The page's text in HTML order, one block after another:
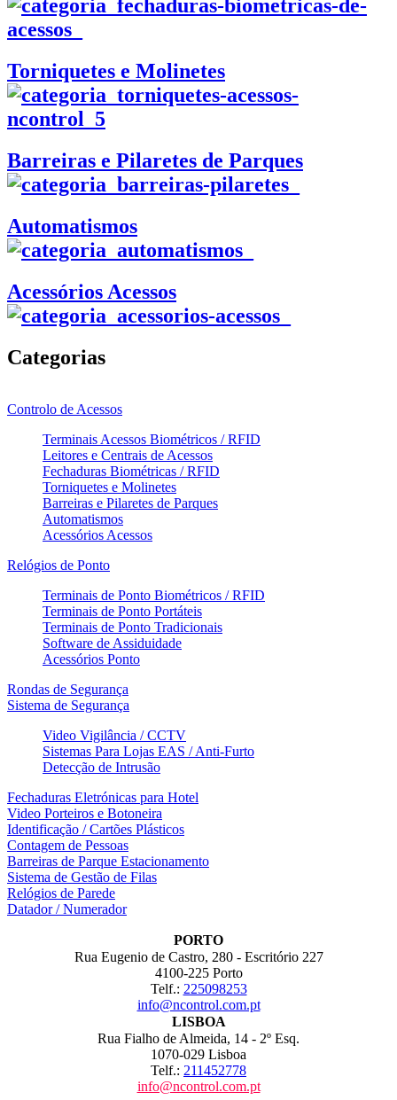
Torniquetes e Molinetes
Barreiras e Pilaretes de Parques
Automatismos
Acessórios Acessos
Categorias
Controlo de Acessos
Terminais Acessos Biométricos / RFID
Leitores e Centrais de Acessos
Fechaduras Biométricas / RFID
Torniquetes e Molinetes
Barreiras e Pilaretes de Parques
Automatismos
Acessórios Acessos
Relógios de Ponto
Terminais de Ponto Biométricos / RFID
Terminais de Ponto Portáteis
Terminais de Ponto Tradicionais
Software de Assiduidade
Acessórios Ponto
Rondas de Segurança
Sistema de Segurança
Video Vigilância / CCTV
Sistemas Para Lojas EAS / Anti-Furto
Detecção de Intrusão
Fechaduras Eletrónicas para Hotel
Video Porteiros e Botoneira
Identificação / Cartões Plásticos
Contagem de Pessoas
Barreiras de Parque Estacionamento
Sistema de Gestão de Filas
Relógios de Parede
Datador / Numerador
PORTO
Rua Eugenio de Castro, 280 - Escritório 227
4100-225 Porto
Telf.: 225098253
info@ncontrol.com.pt
LISBOA
Rua Fialho de Almeida, 14 - 2º Esq.
1070-029 Lisboa
Telf.: 211452778
info@ncontrol.com.pt